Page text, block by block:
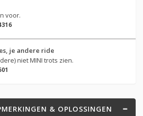
voor.
je andere ride
niet MINI trots zien.
& OPLOSSINGEN